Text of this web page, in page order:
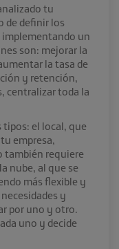
tu
de definir los
implementando un
son: mejorar la
la tasa de
y retención,
centralizar toda la
tipos: el local, que
empresa,
también requiere
nube, al que se
más flexible y
y
por uno y otro.
uno y decide